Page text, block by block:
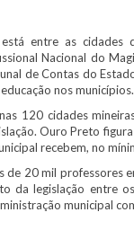
entre as cidades
Nacional do
de Contas do
nos municípios.
120 cidades
Ouro Preto
recebem, no
20 mil professores
da legislação entre
municipal